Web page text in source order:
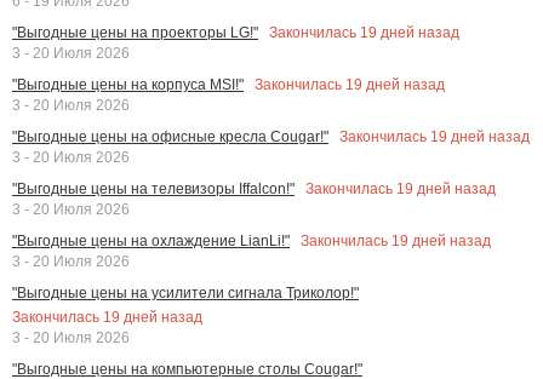
"Выгодные цены на проекторы LG!"
Закончилась 19 дней назад
3 - 20 Июля 2026
"Выгодные цены на корпуса MSI!"
Закончилась 19 дней назад
3 - 20 Июля 2026
"Выгодные цены на офисные кресла Cougar!"
Закончилась 19 дней назад
3 - 20 Июля 2026
"Выгодные цены на телевизоры Iffalcon!"
Закончилась 19 дней назад
3 - 20 Июля 2026
"Выгодные цены на охлаждение LianLi!"
Закончилась 19 дней назад
3 - 20 Июля 2026
"Выгодные цены на усилители сигнала Триколор!"
Закончилась 19 дней назад
3 - 20 Июля 2026
"Выгодные цены на компьютерные столы Cougar!"